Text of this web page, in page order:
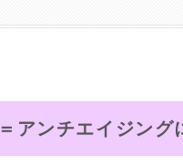
アンチエイジング